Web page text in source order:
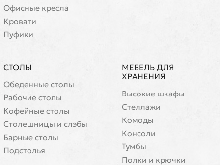
Офисные кресла
Кровати
Пуфики
СТОЛЫ
Обеденные столы
Рабочие столы
Кофейные столы
Cтолешницы и слэбы
Барные столы
Подстолья
МЕБЕЛЬ ДЛЯ
ХРАНЕНИЯ
Высокие шкафы
Стеллажи
Комоды
Консоли
Тумбы
Полки и крючки